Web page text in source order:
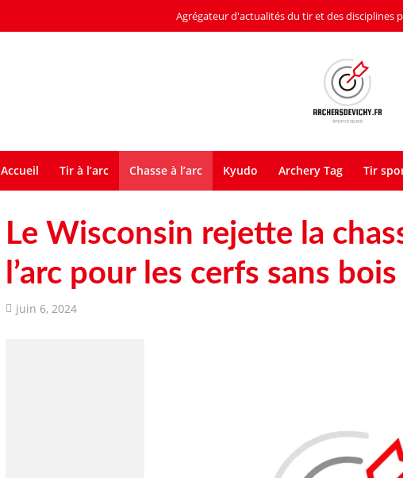
Agrégateur d'actualités du tir et des disciplines
Accueil Tir à l’arc Chasse à l’arc Kyudo Archery Tag Tir
Le Wisconsin rejette la
l’arc pour les cerfs sans bois
juin 6, 2024